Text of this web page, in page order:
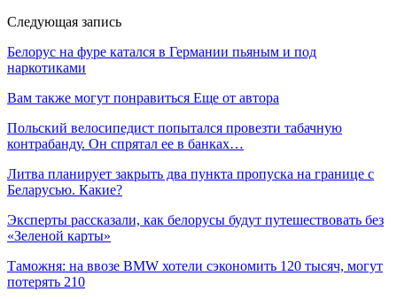
Следующая запись
Белорус на фуре катался в Германии пьяным и под
наркотиками
Вам также могут понравиться Еще от автора
Польский велосипедист попытался провезти табачную
контрабанду. Он спрятал ее в банках…
Литва планирует закрыть два пункта пропуска на границе с
Беларусью. Какие?
Эксперты рассказали, как белорусы будут путешествовать без
«Зеленой карты»
Таможня: на ввозе BMW хотели сэкономить 120 тысяч, могут
потерять 210